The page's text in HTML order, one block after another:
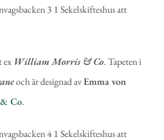
ex William Morris & Co. Tapeten i
och är designad avEmma von
Co.